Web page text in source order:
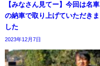
【みなさん見てー】今回は名車
の納車で取り上げていただきま
した
2023年12月7日